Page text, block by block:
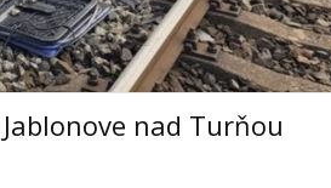
nad Turňou